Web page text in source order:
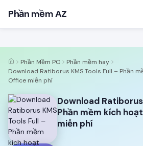
TÌM KIẾM PHỔ BIẾN
MOD APK
Phần mềm AZ
Phần Mềm PC
Phần mềm hay
Download Ratiborus KMS Tools Full – Phần
Office miễn phí
Download
Phần mềm kích
miễn phí